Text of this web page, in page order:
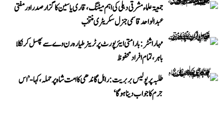
جمعیۃ علماء مشرقی دہلی کی اہم میٹنگ، قاری یاسین کا گزار صدر اور مفتی
عبد الواحد قاسمی جنرل سکریٹری منتخب
مہاراشٹر: بارامتی ایئرپورٹ پر ٹرینر طیارہ رن وے سے پھسل کر نکلا
باہر، تمام افراد محفوظ
طلبہ پر پولیس بربریت: راہل گاندھی کا امت شاہ پر حملہ، کہا- ’اس
جرم کا جواب دینا ہوگا‘